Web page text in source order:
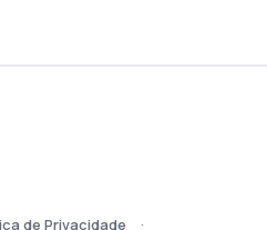
de Privacidade